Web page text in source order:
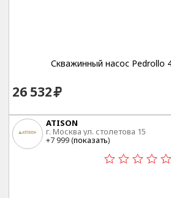
Скважинный насос Pedrollo
26 532
ATISON
г. Москва ул. столетова 15
+7 999 (показать)